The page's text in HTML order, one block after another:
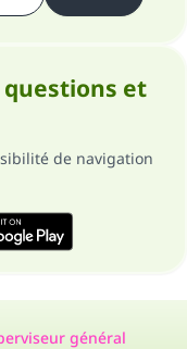
et
de navigation
général